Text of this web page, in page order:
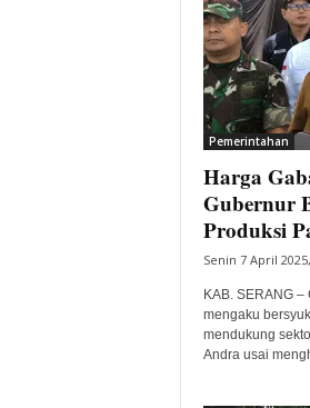
Pemerintahan
Harga
Gubernur
Produksi
Senin 7 April
KAB. SERANG
mengaku
mendukung
Andra usai